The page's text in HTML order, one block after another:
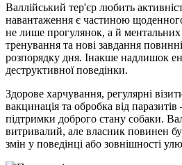
Валлійський тер'єр любить
навантаження є частиною
не лише прогулянок, а й ментальних
тренування та нові завдання
розпорядку дня. Інакше надлишок
деструктивної поведінки.
Здорове харчування, регулярні
вакцинація та обробка від
підтримки доброго стану собаки.
витривалий, але власник повинен
змін у поведінці або зовнішності